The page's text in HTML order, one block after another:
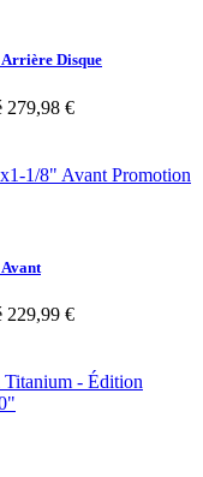
Disque
279,98 €
Promotion
229,99 €